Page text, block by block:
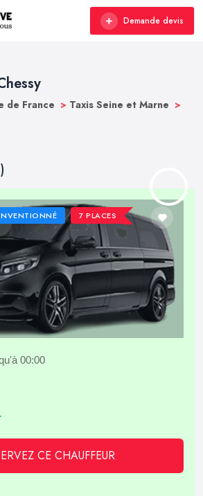
Demande devis
de France > Taxis Seine et Marne >
7 PLACES
00:00
CE CHAUFFEUR